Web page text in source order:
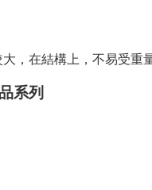
，在結構上，不易受重
系列